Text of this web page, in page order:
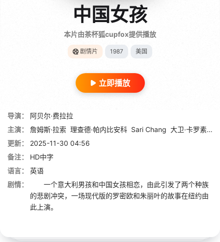
中国女孩
本片由茶杯狐cupfox提供播放
剧情片 1987 美国
立即播放
导演：
阿贝尔·费拉拉
主演：
詹姆斯·拉索 理查德·帕内比安科 Sari Chang 大卫·卡罗素 王
更新：
2025-11-30 04:56
备注：
HD中字
语言：
英语
剧情：
一个意大利男孩和中国女孩相恋，由此引发了两个种族
的悲剧冲突，一场现代版的罗密欧和朱丽叶的故事在纽约由
此上演。